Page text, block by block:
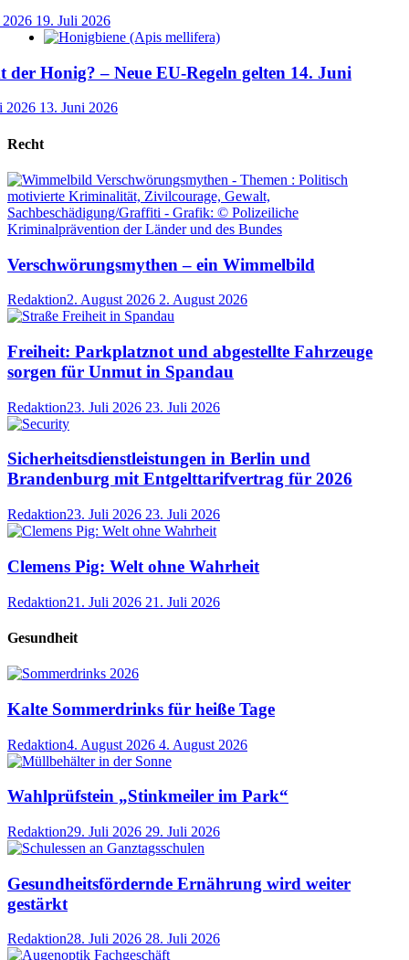
19. Juli 2026
der Honig? – Neue EU-Regeln gelten 14. Juni
2026 13. Juni 2026
Recht
Verschwörungsmythen – ein Wimmelbild
Redaktion2. August 2026 2. August 2026
Freiheit: Parkplatznot und abgestellte Fahrzeuge
sorgen für Unmut in Spandau
Redaktion23. Juli 2026 23. Juli 2026
Sicherheitsdienstleistungen in Berlin und
Brandenburg mit Entgelttarifvertrag für 2026
Redaktion23. Juli 2026 23. Juli 2026
Clemens Pig: Welt ohne Wahrheit
Redaktion21. Juli 2026 21. Juli 2026
Gesundheit
Kalte Sommerdrinks für heiße Tage
Redaktion4. August 2026 4. August 2026
Wahlprüfstein „Stinkmeiler im Park“
Redaktion29. Juli 2026 29. Juli 2026
Gesundheitsfördernde Ernährung wird weiter
gestärkt
Redaktion28. Juli 2026 28. Juli 2026